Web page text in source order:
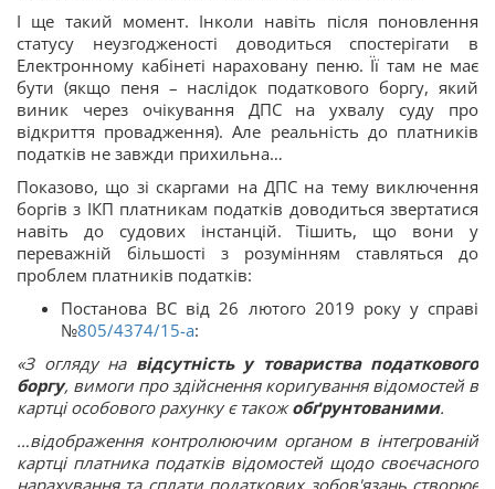
І ще такий момент. Інколи навіть після поновлення
статусу неузгодженості доводиться спостерігати в
Електронному кабінеті нараховану пеню. Її там не має
бути (якщо пеня – наслідок податкового боргу, який
виник через очікування ДПС на ухвалу суду про
відкриття провадження). Але реальність до платників
податків не завжди прихильна…
Показово, що зі скаргами на ДПС на тему виключення
боргів з ІКП платникам податків доводиться звертатися
навіть до судових інстанцій. Тішить, що вони у
переважній більшості з розумінням ставляться до
проблем платників податків:
Постанова ВС від 26 лютого 2019 року у справі
№805/4374/15-а:
«З огляду на відсутність у товариства податкового
боргу, вимоги про здійснення коригування відомостей в
картці особового рахунку є такожобґрунтованими.
…відображення контролюючим органом в інтегрованій
картці платника податків відомостей щодо своєчасного
нарахування та сплати податкових зобов'язань створює